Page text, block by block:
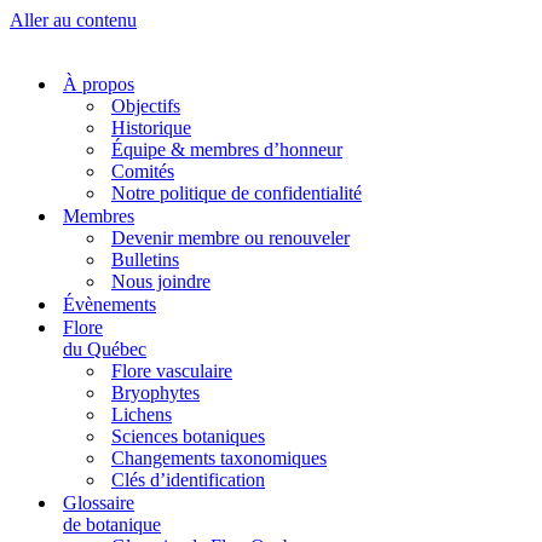
Aller au contenu
À propos
Objectifs
Historique
Équipe & membres d’honneur
Comités
Notre politique de confidentialité
Membres
Devenir membre ou renouveler
Bulletins
Nous joindre
Évènements
Flore
du Québec
Flore vasculaire
Bryophytes
Lichens
Sciences botaniques
Changements taxonomiques
Clés d’identification
Glossaire
de botanique